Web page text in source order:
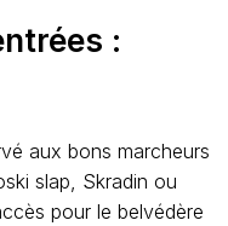
:
aux bons marcheurs
slap, Skradin ou
pour le belvédère